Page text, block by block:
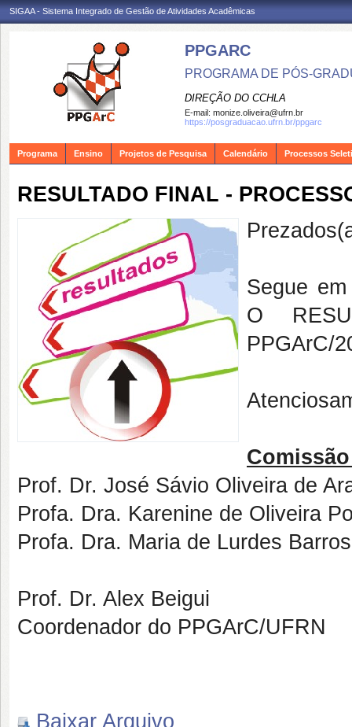
SIGAA - Sistema Integrado de Gestão de Atividades Acadêmicas
PPGARC
PROGRAMA DE PÓS-
DIREÇÃO DO CCHLA
E-mail: monize.oliveira@ufrn.br
https://posgraduacao.ufrn.br/ppgarc
Programa Ensino Projetos de Pesquisa Calendário Processos
RESULTADO FINAL -
Segue
O
PPGArC/
Prof. Dr. José Sávio Oliveira de
Profa. Dra. Karenine de Oliveira
Profa. Dra. Maria de Lurdes
Prof. Dr. Alex Beigui
Coordenador do PPGArC/UFRN
Baixar Arquivo